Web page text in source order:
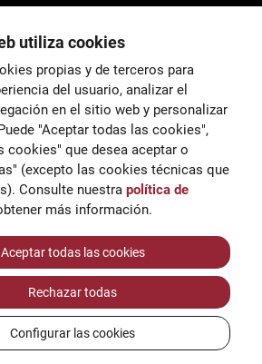
y Política de Privacidad
utiliza cookies
propias y de terceros para
del usuario, analizar el
en el sitio web y personalizar
"Aceptar todas las cookies",
cookies" que desea aceptar o
(excepto las cookies técnicas que
Consulte nuestra política de
más información.
Aceptar todas las cookies
Rechazar todas
Configurar las cookies